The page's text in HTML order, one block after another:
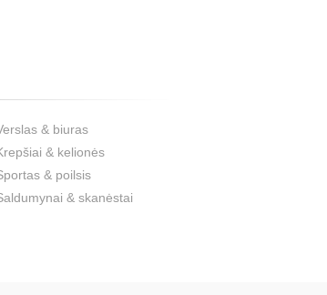
& biuras
& kelionės
& poilsis
& skanėstai